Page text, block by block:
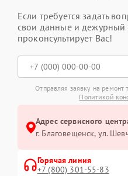
Если требуется задать
свои данные и дежурный
проконсультирует Вас!
Отправляя заявку на ремонт
Политикой
Адрес сервисного
г. Благовещенск, ул.
Горячая линия
+7 (800) 301-55-83